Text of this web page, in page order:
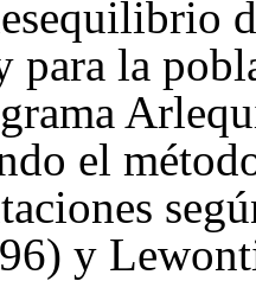
la
el
y